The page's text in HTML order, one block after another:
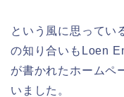
という風に思ってい
の知り合いもLoen
が書かれたホームペ
いました。